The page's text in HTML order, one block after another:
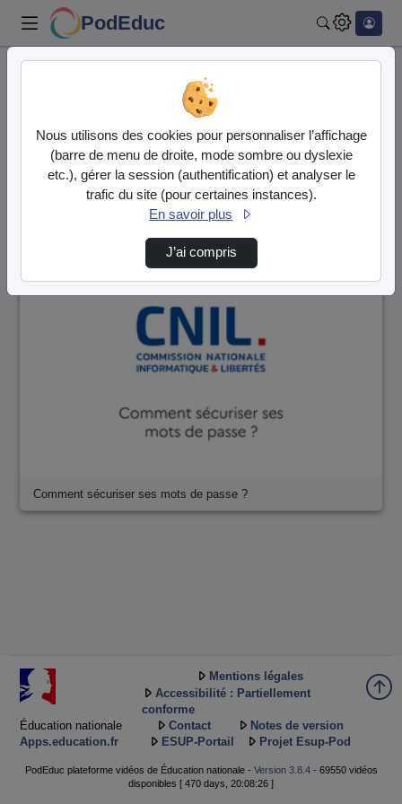
PodEduc
1 vidéo trouvée
Audio Vidéo
Direction de tri
Comment sécuriser ses mots de passe ?
Éducation nationale
Apps.education.fr
Mentions légales
Accessibilité : Partiellement
conforme
Contact
Notes de version
ESUP-Portail
Projet Esup-Pod
PodEduc plateforme vidéos de Éducation nationale - Version 3.8.4- 69550 vidéos
disponibles [ 470 days, 20:08:26 ]
Nous utilisons des cookies pour personnaliser l’affichage
(barre de menu de droite, mode sombre ou dyslexie
etc.), gérer la session (authentification) et analyser le
trafic du site (pour certaines instances).
En savoir plus
J’ai compris